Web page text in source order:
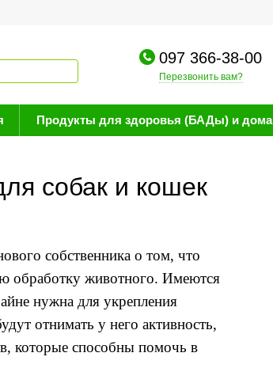
097 366-38-00
Перезвонить вам?
Продукты для здоровья (БАДы) и дома
собак и кошек
собственника о том, что
обработку животного. Имеются
нужна для укрепления
отнимать у него активность,
, которые способны помочь в